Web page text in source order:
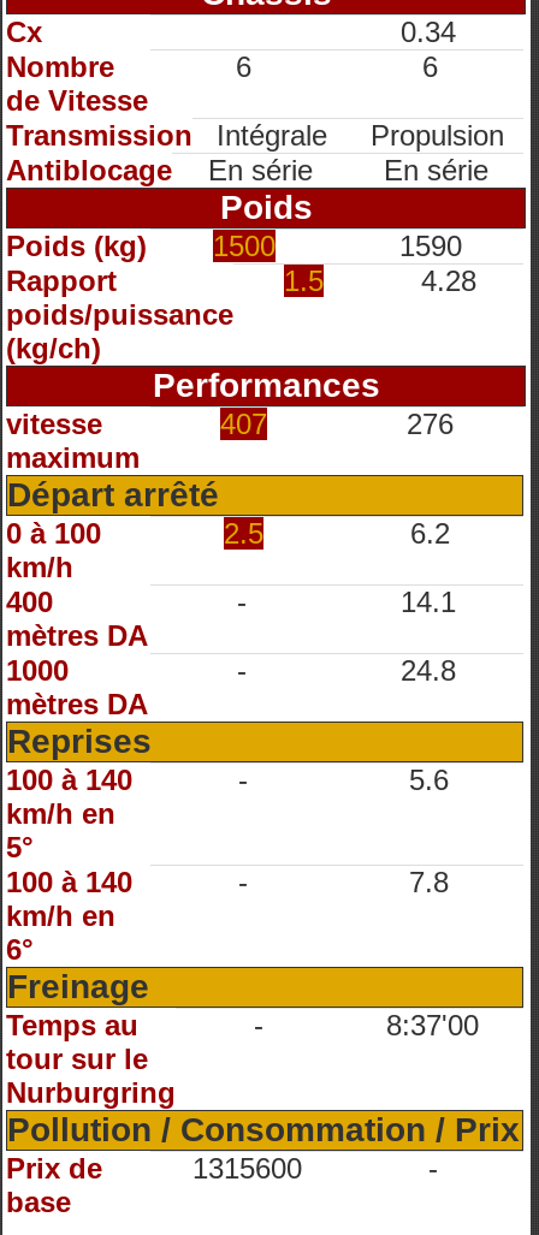
Cx
0.34
Nombre
de Vitesse
6 6
Transmission Intégrale
Propulsion
Antiblocage
En série En série
Poids
Poids (kg) 1500
1590
Rapport
poids/puissance
(kg/ch)
1.5 4.28
Performances
vitesse
maximum
407 276
Départ arrêté
0 à 100
km/h
2.5 6.2
400
mètres DA
- 14.1
1000
mètres DA
- 24.8
Reprises
100 à 140
km/h en
5°
- 5.6
100 à 140
km/h en
6°
- 7.8
Freinage
Temps au
tour sur le
Nurburgring
- 8:37'00
Pollution / Consommation / Prix
Prix de
base
1315600 -